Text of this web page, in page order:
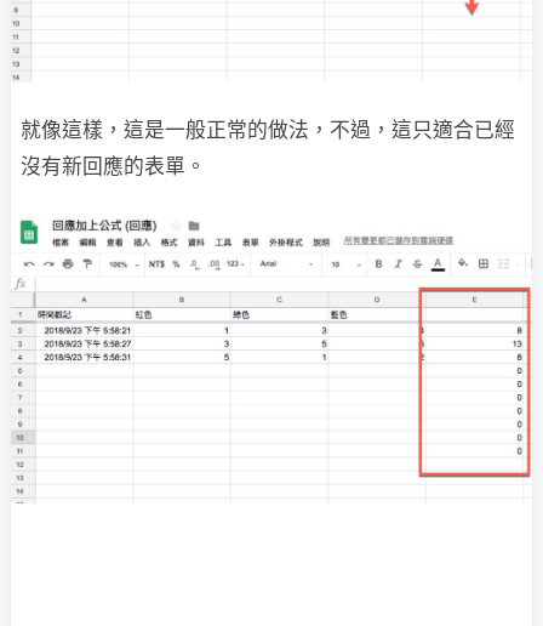
就像這樣，這是一般正常的做法，不過，這只適合已經
沒有新回應的表單。